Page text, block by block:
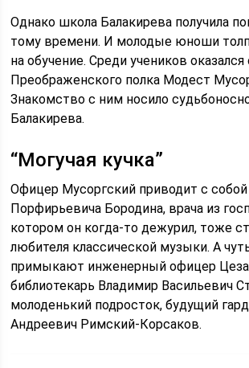
Однако школа Балакирева получила
тому времени. И молодые юноши
на обучение. Среди учеников
Преображенского полка Модест
Знакомство с ним носило
Балакирева.
“Могучая кучка”
Офицер Мусоргский приводит с
Порфирьевича Бородина, врача из
котором он когда-то дежурил, тоже
любителя классической музыки. А
примыкают инженерный офицер
библиотекарь Владимир Васильевич
молоденький подросток, будущий
Андреевич Римский-Корсаков.